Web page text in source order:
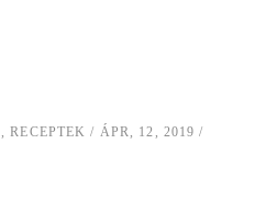
,RECEPTEK
ÁPR, 12, 2019